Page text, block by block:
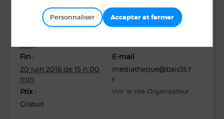
DÉTAILS
Début :
Fin :
20 juin 2016 de 15 h 00
min
Prix :
Gratuit
ORGANISATEUR
Médiathèque
E-mail
mediatheque@bais35.f
r
Voir le site Organisateur
Personnaliser